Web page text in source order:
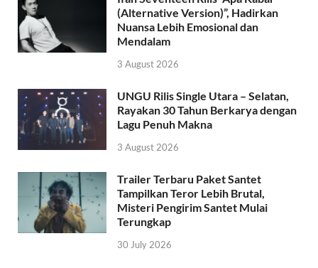
(Alternative Version)”, Hadirkan
Nuansa Lebih Emosional dan
Mendalam
3 August 2026
UNGU Rilis Single Utara – Selatan,
Rayakan 30 Tahun Berkarya dengan
Lagu Penuh Makna
3 August 2026
Trailer Terbaru Paket Santet
Tampilkan Teror Lebih Brutal,
Misteri Pengirim Santet Mulai
Terungkap
30 July 2026